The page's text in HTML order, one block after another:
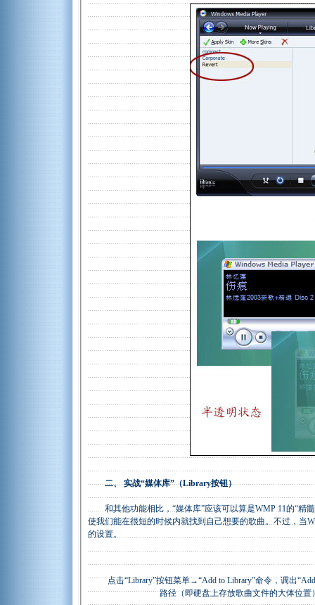
二、 实战“媒体库”（Library按钮）
和其他功能相比，“媒体库”应该可以算是WMP 11的“精髓
使我们能在很短的时候内就找到自己想要的歌曲。不过，当
的设置。
点击“Library”按钮菜单→“Add to Library”命令，调出“Add
路径（即硬盘上存放歌曲文件的大体位